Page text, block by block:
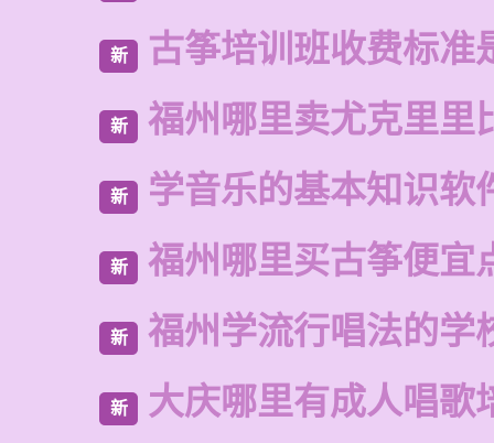
新 古筝培训班收费标准
新 福州哪里卖尤克里里
新 学音乐的基本知识软
新 福州哪里买古筝便宜
新 福州学流行唱法的学
新 大庆哪里有成人唱歌